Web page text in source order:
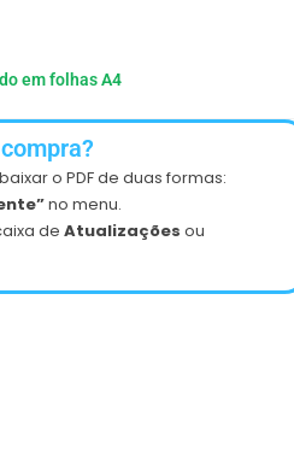
em folhas A4
o PDF de duas formas:
no menu.
de Atualizações ou